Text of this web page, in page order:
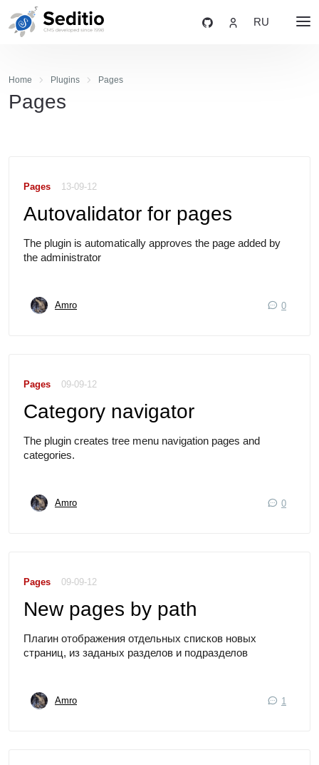
RU
Home Plugins Pages
Pages
Pages 13-09-12
Autovalidator for pages
The plugin is automatically approves the page added by
the administrator
Amro 0
Pages 09-09-12
Category navigator
The plugin creates tree menu navigation pages and
categories.
Amro 0
Pages 09-09-12
New pages by path
Плагин отображения отдельных списков новых
страниц, из заданых разделов и подразделов
Amro 1